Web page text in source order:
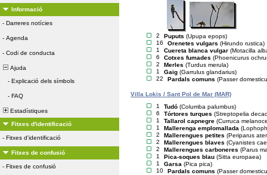
Informació
- Darreres notícies
- Agenda
- Codi de conducta
Ajuda
- Explicació dels símbols
- FAQ
Estadístiques
Fitxes d'identificació
- Fitxes d'identificació
Fitxes de confusió
- Fitxes de confusió
2 Puputs (Upupa epops)
16
Orenetes vulgars (Hirundo rustica)
1
Cuereta blanca vulgar (Motacilla
6
Cotxes fumades (Phoenicurus
2
Merles (Turdus merula)
1
Gaig (Garrulus glandarius)
22
Pardals comuns (Passer
Villa Lokis / Sant Pol de Mar (MAR)
1
Tudó (Columba palumbus)
6
Tórtores turques (Streptopelia
1
Tallarol capnegre (Curruca
1
Mallerenga emplomallada
2
Mallerengues petites (Periparus
2
Mallerengues blaves (Cyanistes
2
Mallerengues carboneres (Parus
1
Pica-soques blau (Sitta europaea)
1
Garsa (Pica pica)
10
Pardals comuns (Passer